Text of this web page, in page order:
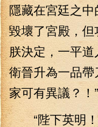
隱藏在宮廷之
毀壞了宮殿，
朕決定，一平
衛晉升為一品
家可有異議？！”
“陛下英明！”